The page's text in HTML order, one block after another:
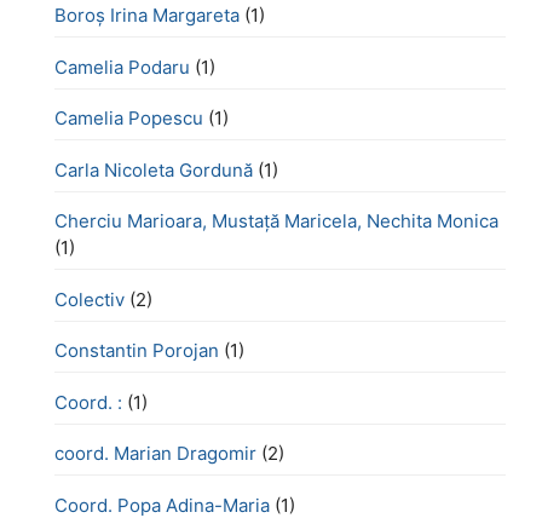
Boroş Irina Margareta (1)
Camelia Podaru (1)
Camelia Popescu (1)
Carla Nicoleta Gordună (1)
Cherciu Marioara, Mustață Maricela, Nechita Monica
(1)
Colectiv (2)
Constantin Porojan (1)
Coord. : (1)
coord. Marian Dragomir (2)
Coord. Popa Adina-Maria (1)